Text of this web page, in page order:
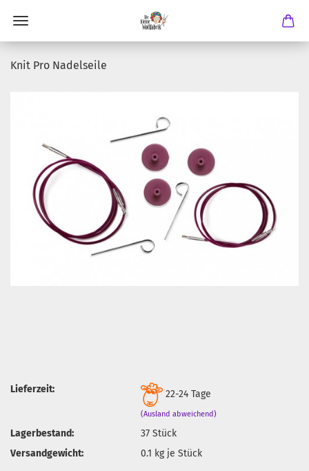
Knit Pro Nadelseile
Lieferzeit: 22-24 Tage
(Ausland abweichend)
Lagerbestand: 37Stück
Versandgewicht:
0.1 kg je Stück